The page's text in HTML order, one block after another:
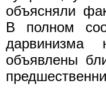
объясняли
В полном
дарвинизма
объявлены